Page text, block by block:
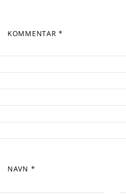
KOMMENTAR *
NAVN *